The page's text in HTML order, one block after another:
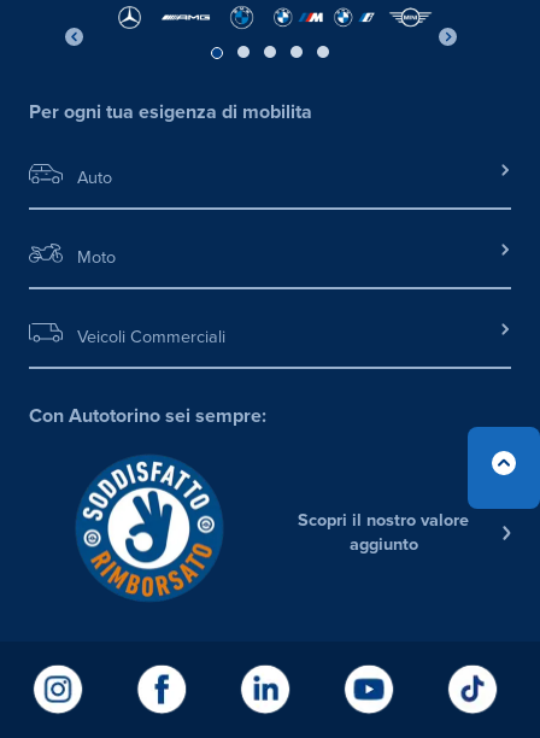
Per ogni tua esigenza di mobilita
Auto
Moto
Veicoli Commerciali
Con Autotorino sei sempre:
Scopri il nostro valore
aggiunto